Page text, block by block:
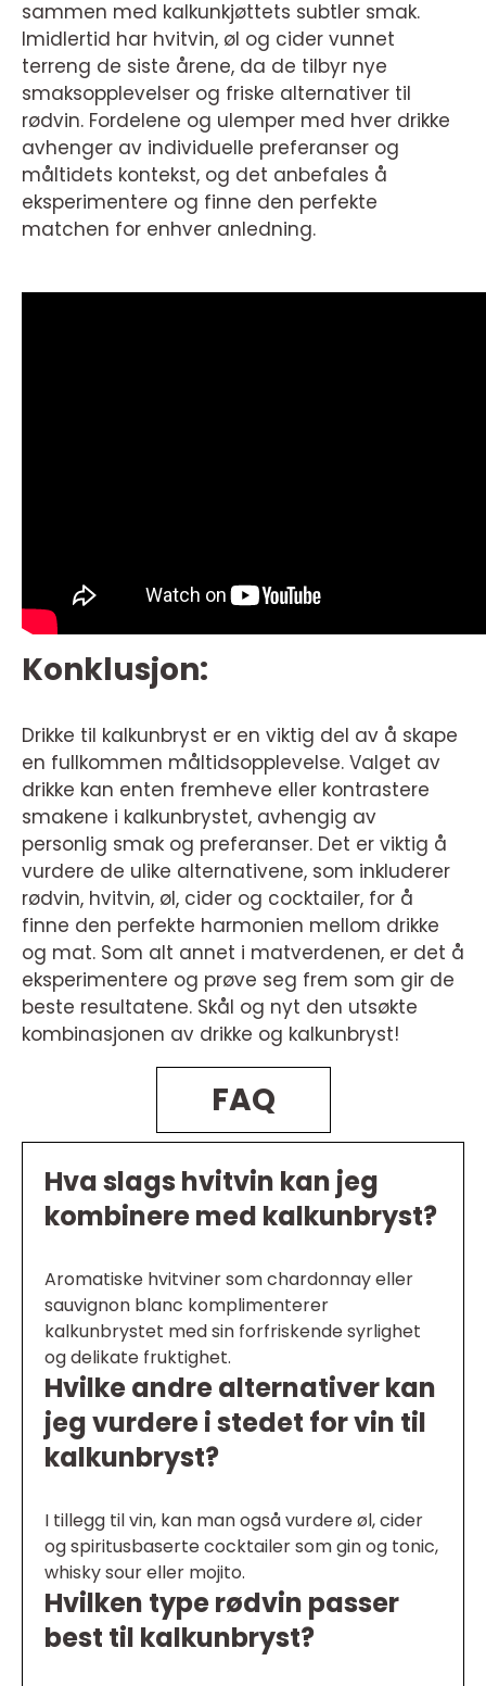
sammen med kalkunkjøttets subtler smak.
Imidlertid har hvitvin, øl og cider vunnet
terreng de siste årene, da de tilbyr nye
smaksopplevelser og friske alternativer til
rødvin. Fordelene og ulemper med hver drikke
avhenger av individuelle preferanser og
måltidets kontekst, og det anbefales å
eksperimentere og finne den perfekte
matchen for enhver anledning.
Konklusjon:
Drikke til kalkunbryst er en viktig del av å skape
en fullkommen måltidsopplevelse. Valget av
drikke kan enten fremheve eller kontrastere
smakene i kalkunbrystet, avhengig av
personlig smak og preferanser. Det er viktig å
vurdere de ulike alternativene, som inkluderer
rødvin, hvitvin, øl, cider og cocktailer, for å
finne den perfekte harmonien mellom drikke
og mat. Som alt annet i matverdenen, er det å
eksperimentere og prøve seg frem som gir de
beste resultatene. Skål og nyt den utsøkte
kombinasjonen av drikke og kalkunbryst!
FAQ
Hva slags hvitvin kan jeg
kombinere med kalkunbryst?
Aromatiske hvitviner som chardonnay eller
sauvignon blanc komplimenterer
kalkunbrystet med sin forfriskende syrlighet
og delikate fruktighet.
Hvilke andre alternativer kan
jeg vurdere i stedet for vin til
kalkunbryst?
I tillegg til vin, kan man også vurdere øl, cider
og spiritusbaserte cocktailer som gin og tonic,
whisky sour eller mojito.
Hvilken type rødvin passer
best til kalkunbryst?